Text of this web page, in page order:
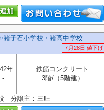
猪子石小学校・猪高中学校
7月28日 値下げ
年
-
鉄筋コンクリート
3階/（5階建）
分譲主：三旺